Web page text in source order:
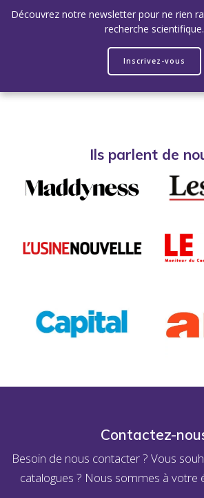
Découvrez notre newsletter pour ne rien
recherche scientifique.
Inscrivez-vous
Ils parlent de
Contactez-
Besoin de nous contacter ? Vous
catalogues ? Nous sommes à votre